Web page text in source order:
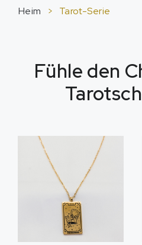
Heim > Tarot-Serie
Fühle den